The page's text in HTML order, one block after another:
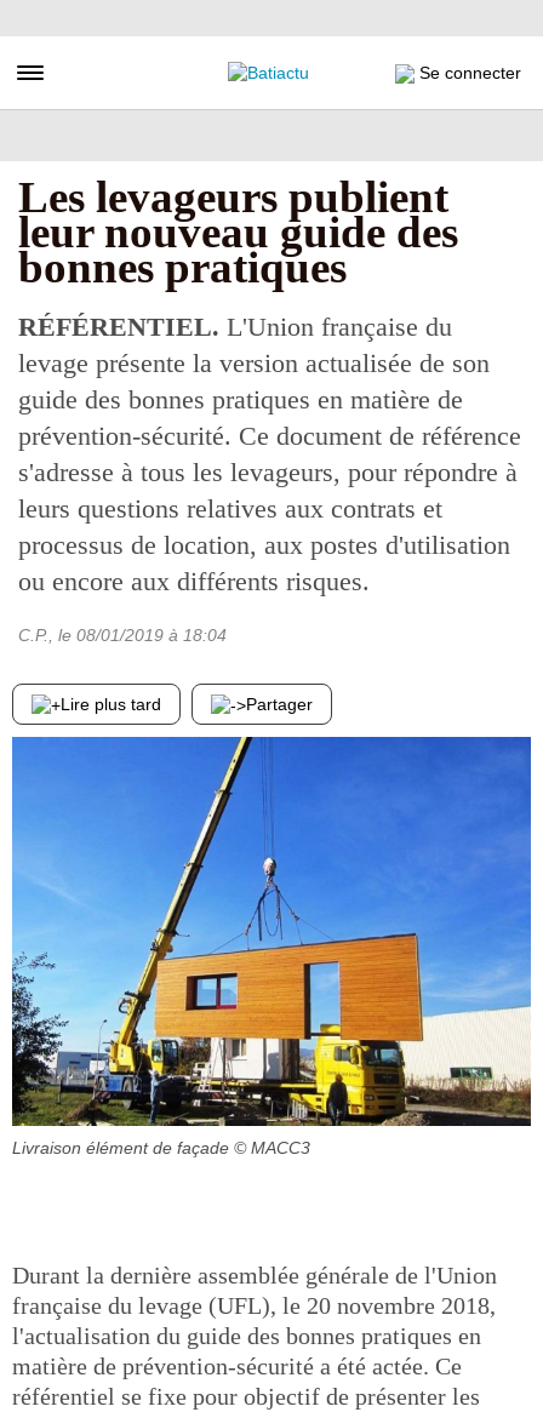
au
principal
Toggle navigation Se connecter
Les levageurs publient
leur nouveau guide des
bonnes pratiques
RÉFÉRENTIEL. L'Union française du
levage présente la version actualisée de son
guide des bonnes pratiques en matière de
prévention-sécurité. Ce document de référence
s'adresse à tous les levageurs, pour répondre à
leurs questions relatives aux contrats et
processus de location, aux postes d'utilisation
ou encore aux différents risques.
C.P. , le 08/01/2019 à 18:04
Lire plus tard Partager
Livraison élément de façade © MACC3
Durant la dernière assemblée générale de l'Union
française du levage (UFL), le 20 novembre 2018,
l'actualisation du guide des bonnes pratiques en
matière de prévention-sécurité a été actée. Ce
référentiel se fixe pour objectif de présenter les